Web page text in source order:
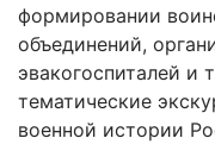
формировании
объединений,
эвакогоспиталей и
тематические
военной истории